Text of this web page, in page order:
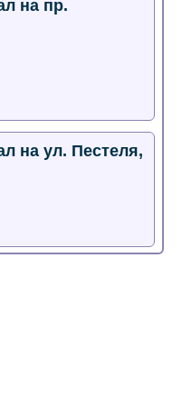
на пр.
на ул. Пестеля,